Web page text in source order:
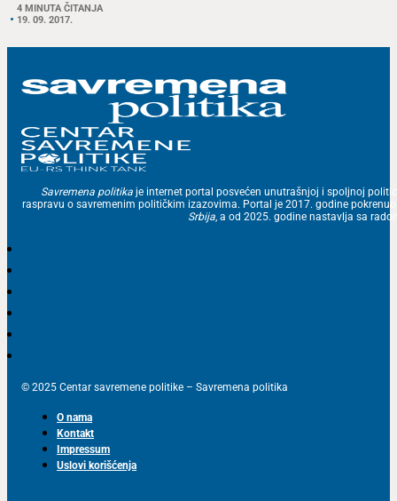
4 MINUTA ČITANJA
19. 09. 2017.
Savremena politika je internet portal posvećen unutrašnjoj i spoljnoj
raspravu o savremenim političkim izazovima. Portal je 2017. godine
Srbija, a od 2025. godine nastavlja sa
© 2025 Centar savremene politike – Savremena politika
O nama
Kontakt
Impressum
Uslovi korišćenja